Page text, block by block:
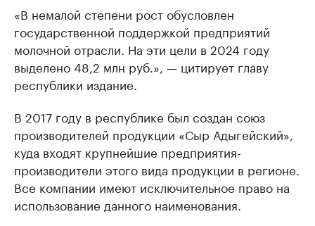
«В немалой степени рост обусловлен
государственной поддержкой предприятий
молочной отрасли. На эти цели в 2024 году
выделено 48,2 млн руб.», — цитирует главу
республики издание.
В 2017 году в республике был создан союз
производителей продукции «Сыр Адыгейский»,
куда входят крупнейшие предприятия-
производители этого вида продукции в регионе.
Все компании имеют исключительное право на
использование данного наименования.